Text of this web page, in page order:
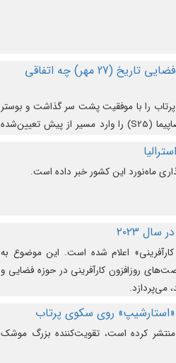
در دومین پرتاب آزمایشی بزرگترین موشک فضایی تاریخ (27 مهر‌) چه اتفاقی
را با موفقیت پشت سر گذاشت و بوستر
(بخش پایینی) آن (B9) توانست بخش بالایی فضاپیما (S25) را وارد مسیر از پیش تعیین‌شده
شود.
ماه‌نورد این کشور خبر داده است.
۲۰۲۳
فضا در سال ۲۰۲۳ «فضا و کارآفرینی» اعلام شده است. این موضوع به
روزافزون کارآفرینی در حوزه فضایی و
می‌پردازد.
روی سکوی پرتاب
کرده است، تقویت‌کننده بزرگ موشک